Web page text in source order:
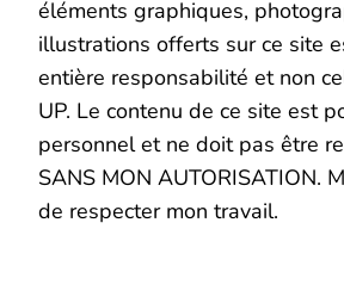
éléments graphiques,
illustrations offerts sur ce site
entière responsabilité et non
UP. Le contenu de ce site est
personnel et ne doit pas être
SANS MON AUTORISATION.
de respecter mon travail.